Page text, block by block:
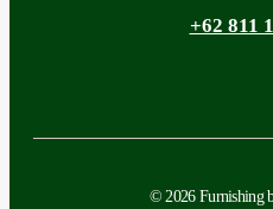
+62 811
© 2026 Furnishing